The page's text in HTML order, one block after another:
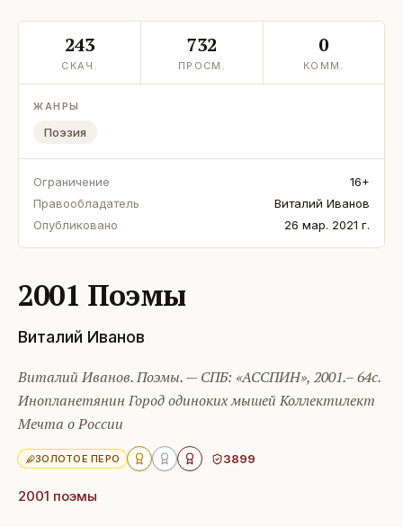
243
СКАЧ.
732
ПРОСМ.
0
КОММ.
ЖАНРЫ
Поэзия
Ограничение
16+
Правообладатель
Виталий Иванов
Опубликовано
26 мар. 2021 г.
2001 Поэмы
Виталий Иванов
Виталий Иванов. Поэмы. — СПБ: «АССПИН», 2001.– 64с.
Инопланетянин Город одиноких мышей Коллектилект
Мечта о России
ЗОЛОТОЕ ПЕРО 3899
2001 поэмы